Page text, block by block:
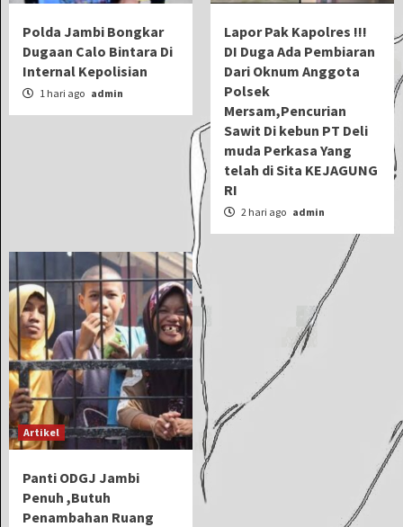
Polda Jambi Bongkar
Dugaan Calo Bintara Di
Internal Kepolisian
1 hari ago admin
Lapor Pak Kapolres !!!
DI Duga Ada Pembiaran
Dari Oknum Anggota
Polsek
Mersam,Pencurian
Sawit Di kebun PT Deli
muda Perkasa Yang
telah di Sita KEJAGUNG
RI
2 hari ago admin
Artikel
Panti ODGJ Jambi
Penuh ,Butuh
Penambahan Ruang